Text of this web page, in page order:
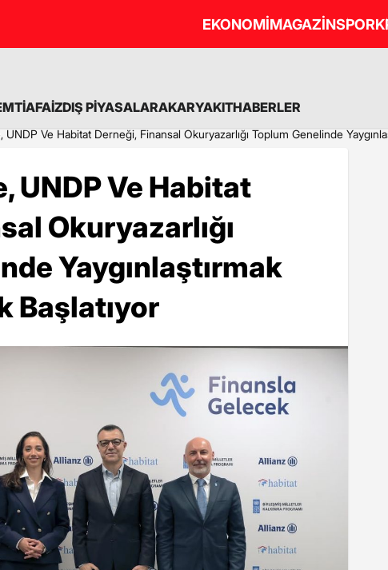
EKONOMİMAGAZİNSPOR
FAİZDIŞ PİYASALARAKARYAKITHABERLER
UNDP Ve Habitat Derneği, Finansal Okuryazarlığı Toplum Genelinde
UNDP Ve Habitat
Okuryazarlığı
Yaygınlaştırmak
Başlatıyor